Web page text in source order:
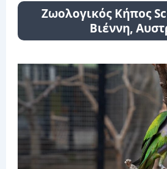
Ζωολογικός Κήπος
Βιέννη,